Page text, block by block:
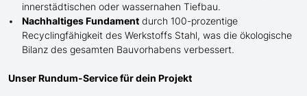
innerstädtischen oder wassernahen Tiefbau.
Nachhaltiges Fundament durch 100-prozentige
Recyclingfähigkeit des Werkstoffs Stahl, was die ökologische
Bilanz des gesamten Bauvorhabens verbessert.
Unser Rundum-Service für dein Projekt